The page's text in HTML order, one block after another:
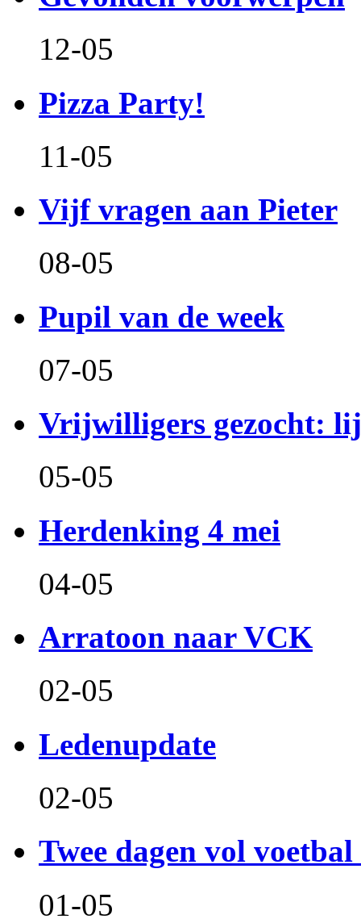
12-05
Pizza Party!
11-05
Vijf vragen aan Pieter
08-05
Pupil van de week
07-05
Vrijwilligers gezocht:
05-05
Herdenking 4 mei
04-05
Arratoon naar VCK
02-05
Ledenupdate
02-05
Twee dagen vol
01-05